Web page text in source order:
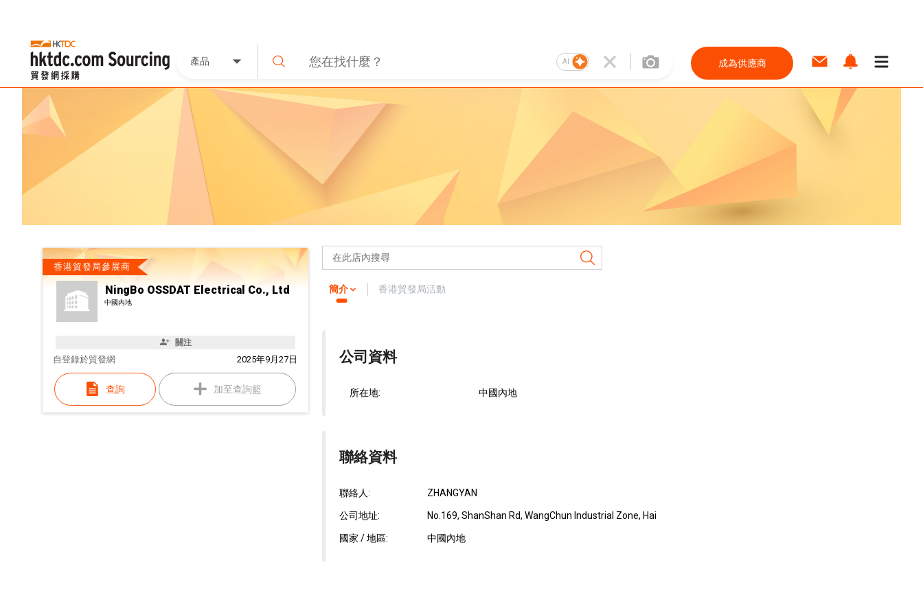
產品 AI 成為供應商
香港貿發局參展商
NingBo OSSDAT Electrical Co., Ltd
中國內地
關注
自 2025年9月27日
登錄於貿發網
查詢 加至查詢籃
簡介 香港貿發局活動
公司資料
所在地: 中國內地
聯絡資料
聯絡人: ZHANGYAN
公司地址: No.169, ShanShan Rd, WangChun Industrial Zone, Hai
國家 / 地區: 中國內地